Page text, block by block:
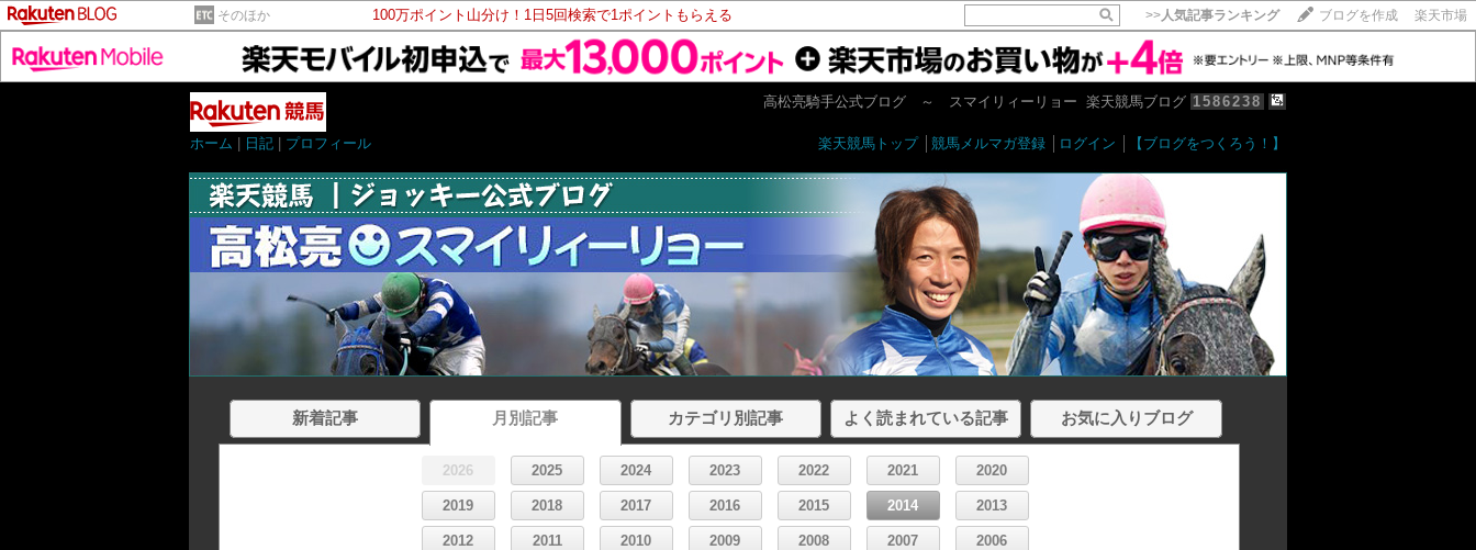
そのほか 100万ポイント山分け！1日5回検索で1ポイントもらえる >>人気記事ランキング ブログを作成 楽天市場
高松亮騎手公式ブログ ～ スマイリィーリョー 楽天競馬ブログ 1586238
ホーム 日記 プロフィール 楽天競馬トップ│ 競馬メルマガ登録 ログイン 【ブログをつくろう！】
新着記事 月別記事 カテゴリ別記事 よく読まれている記事 お気に入りブログ
2026 2025 2024 2023 2022 2021 2020
2019 2018 2017 2016 2015 2014 2013
2012 2011 2010 2009 2008 2007 2006